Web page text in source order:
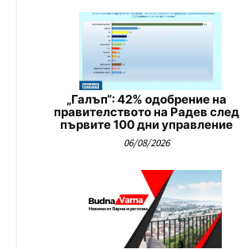
„Галъп“: 42% одобрение на
правителството на Радев след
първите 100 дни управление
06/08/2026